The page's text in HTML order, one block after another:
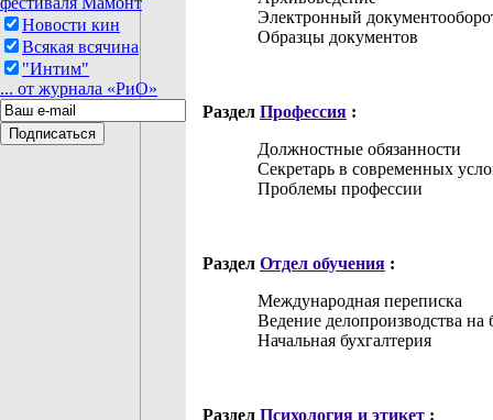
Новости кин
Всякая всячина
"Интим"
... от журнала «РиО»
Электронный
Образцы документов
Раздел Профессия :
Должностные обязанности
Секретарь в современных
Проблемы профессии
Раздел Отдел обучения :
Международная переписка
Ведение делопроизводства на
Начальная бухгалтерия
Раздел Психология и этикет :